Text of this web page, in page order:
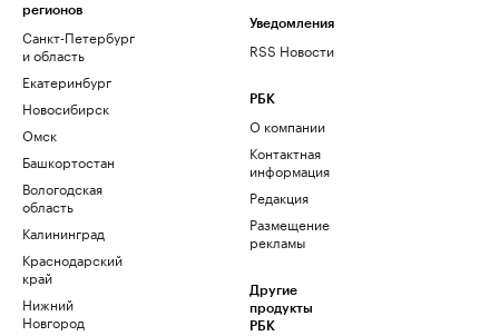
регионов
Санкт-Петербург
и область
Екатеринбург
Новосибирск
Омск
Башкортостан
Вологодская
область
Калининград
Краснодарский
край
Нижний
Новгород
Уведомления
RSS Новости
РБК
О компании
Контактная
информация
Редакция
Размещение
рекламы
Другие
продукты
РБК